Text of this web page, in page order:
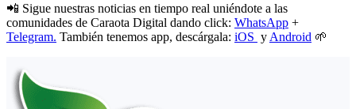
📲 Sigue nuestras noticias en tiempo real uniéndote a las
comunidades de Caraota Digital dando click: WhatsApp +
Telegram. También tenemos app, descárgala: iOS y Android 🌱